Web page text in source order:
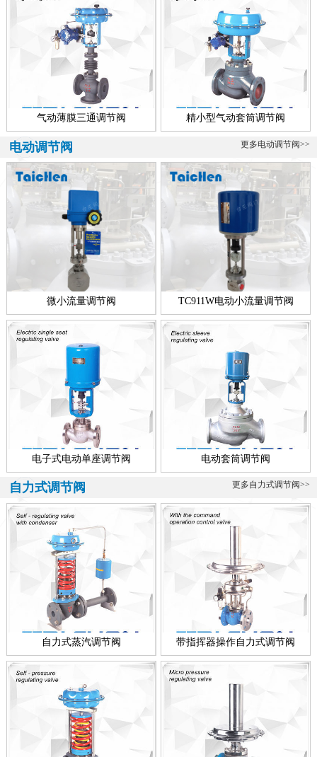
海水专用青铜调节阀介绍 青铜调节阀是一款海水专用调节阀，该阀可
分为气动青铜调节阀、电动青铜调节阀、自力式青铜调节阀、电动青
气动薄膜三通调节阀 精小型气动套筒调节阀
电动调节阀 更多电动调节阀>>
微小流量调节阀 TC911W电动小流量调节阀
电子式电动单座调节阀 电动套筒调节阀
自力式调节阀 更多自力式调节阀>>
自力式蒸汽调节阀 带指挥器操作自力式调节阀